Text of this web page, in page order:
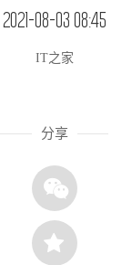
2021-08-03 08:45
IT之家
分享